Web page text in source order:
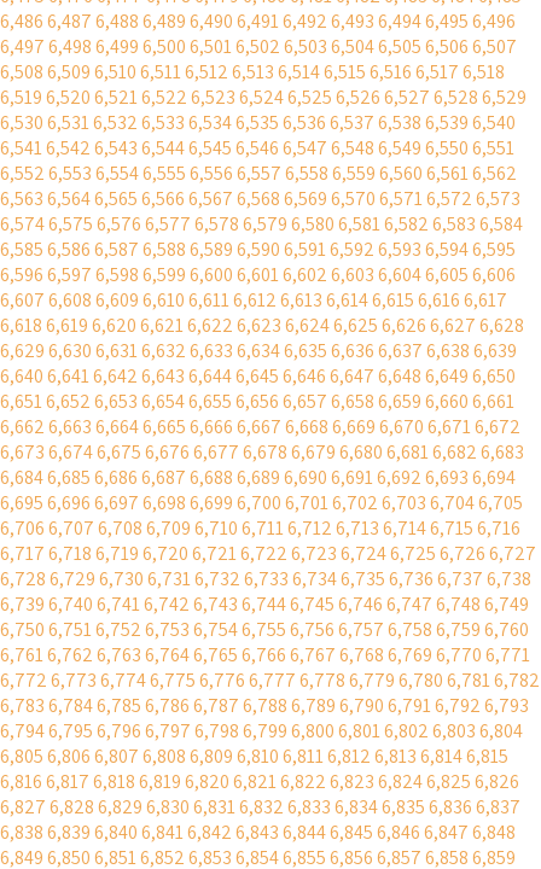
6,4866,4876,4886,4896,4906,4916,4926,4936,4946,4956,496
6,4976,4986,4996,5006,5016,5026,5036,5046,5056,5066,507
6,5086,5096,5106,5116,5126,5136,5146,5156,5166,5176,518
6,5196,5206,5216,5226,5236,5246,5256,5266,5276,5286,529
6,5306,5316,5326,5336,5346,5356,5366,5376,5386,5396,540
6,5416,5426,5436,5446,5456,5466,5476,5486,5496,5506,551
6,5526,5536,5546,5556,5566,5576,5586,5596,5606,5616,562
6,5636,5646,5656,5666,5676,5686,5696,5706,5716,5726,573
6,5746,5756,5766,5776,5786,5796,5806,5816,5826,5836,584
6,5856,5866,5876,5886,5896,5906,5916,5926,5936,5946,595
6,5966,5976,5986,5996,6006,6016,6026,6036,6046,6056,606
6,6076,6086,6096,6106,6116,6126,6136,6146,6156,6166,617
6,6186,6196,6206,6216,6226,6236,6246,6256,6266,6276,628
6,6296,6306,6316,6326,6336,6346,6356,6366,6376,6386,639
6,6406,6416,6426,6436,6446,6456,6466,6476,6486,6496,650
6,6516,6526,6536,6546,6556,6566,6576,6586,6596,6606,661
6,6626,6636,6646,6656,6666,6676,6686,6696,6706,6716,672
6,6736,6746,6756,6766,6776,6786,6796,6806,6816,6826,683
6,6846,6856,6866,6876,6886,6896,6906,6916,6926,6936,694
6,6956,6966,6976,6986,6996,7006,7016,7026,7036,7046,705
6,7066,7076,7086,7096,7106,7116,7126,7136,7146,7156,716
6,7176,7186,7196,7206,7216,7226,7236,7246,7256,7266,727
6,7286,7296,7306,7316,7326,7336,7346,7356,7366,7376,738
6,7396,7406,7416,7426,7436,7446,7456,7466,7476,7486,749
6,7506,7516,7526,7536,7546,7556,7566,7576,7586,7596,760
6,7616,7626,7636,7646,7656,7666,7676,7686,7696,7706,771
6,7726,7736,7746,7756,7766,7776,7786,7796,7806,7816,782
6,7836,7846,7856,7866,7876,7886,7896,7906,7916,7926,793
6,7946,7956,7966,7976,7986,7996,8006,8016,8026,8036,804
6,8056,8066,8076,8086,8096,8106,8116,8126,8136,8146,815
6,8166,8176,8186,8196,8206,8216,8226,8236,8246,8256,826
6,8276,8286,8296,8306,8316,8326,8336,8346,8356,8366,837
6,8386,8396,8406,8416,8426,8436,8446,8456,8466,8476,848
6,8496,8506,8516,8526,8536,8546,8556,8566,8576,8586,859